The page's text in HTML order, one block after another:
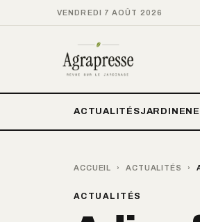
VENDREDI 7 AOÛT 2026
ACTUALITÉSJARDIN
ACCUEIL › ACTUALITÉS ›
ACTUALITÉS